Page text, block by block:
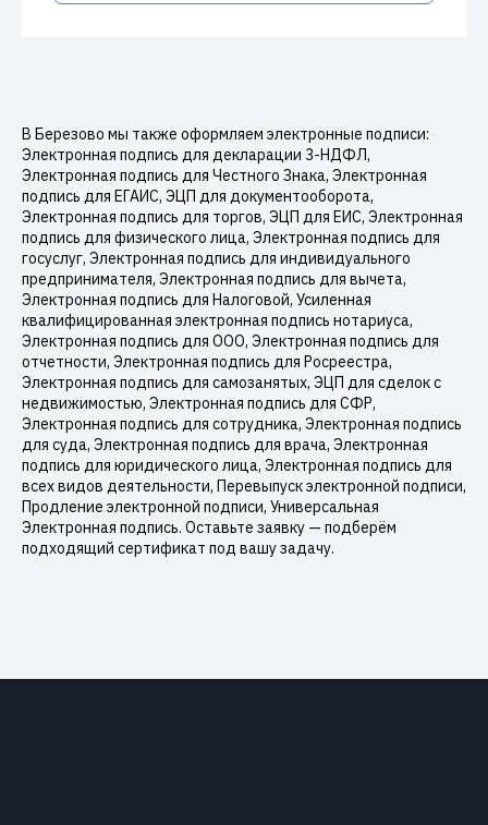
В Березово мы также оформляем электронные подписи:
Электронная подпись для декларации 3-НДФЛ,
Электронная подпись для Честного Знака, Электронная
подпись для ЕГАИС, ЭЦП для документооборота,
Электронная подпись для торгов, ЭЦП для ЕИС, Электронная
подпись для физического лица, Электронная подпись для
госуслуг, Электронная подпись для индивидуального
предпринимателя, Электронная подпись для вычета,
Электронная подпись для Налоговой, Усиленная
квалифицированная электронная подпись нотариуса,
Электронная подпись для ООО, Электронная подпись для
отчетности, Электронная подпись для Росреестра,
Электронная подпись для самозанятых, ЭЦП для сделок с
недвижимостью, Электронная подпись для СФР,
Электронная подпись для сотрудника, Электронная подпись
для суда, Электронная подпись для врача, Электронная
подпись для юридического лица, Электронная подпись для
всех видов деятельности, Перевыпуск электронной подписи,
Продление электронной подписи, Универсальная
Электронная подпись. Оставьте заявку — подберём
подходящий сертификат под вашу задачу.